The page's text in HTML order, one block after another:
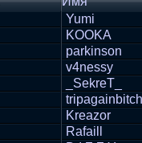
Yumi
KOOKA
parkinson
v4nessy
_SekreT_
tripagainbitch
Kreazor
Rafaill